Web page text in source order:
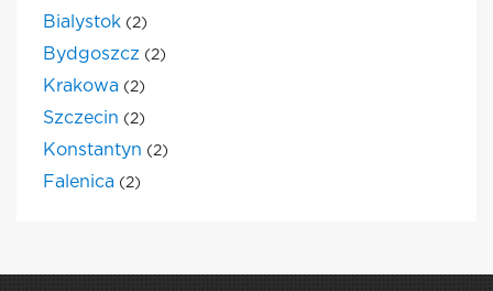
Bialystok (2)
Bydgoszcz (2)
Krakowa (2)
Szczecin (2)
Konstantyn (2)
Falenica (2)